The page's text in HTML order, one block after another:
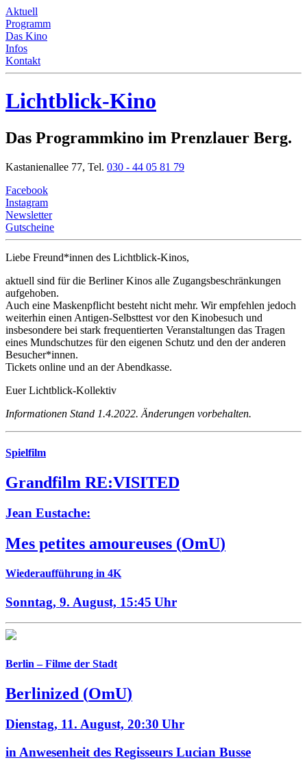
Aktuell
Programm
Das Kino
Infos
Kontakt
Lichtblick-Kino
Das Programmkino im Prenzlauer Berg.
Kastanienallee 77, Tel. 030 - 44 05 81 79
Facebook
Instagram
Newsletter
Gutscheine
Liebe Freund*innen des Lichtblick-Kinos,
aktuell sind für die Berliner Kinos alle Zugangsbeschränkungen
aufgehoben.
Auch eine Maskenpflicht besteht nicht mehr. Wir empfehlen jedoch
weiterhin einen Antigen-Selbsttest vor den Kinobesuch und
insbesondere bei stark frequentierten Veranstaltungen das Tragen
eines Mundschutzes für den eigenen Schutz und den der anderen
Besucher*innen.
Tickets online und an der Abendkasse.
Euer Lichtblick-Kollektiv
Informationen Stand 1.4.2022. Änderungen vorbehalten.
Spielfilm
Grandfilm RE:VISITED
Jean Eustache:
Mes petites amoureuses (OmU)
Wiederaufführung in 4K
Sonntag, 9. August, 15:45 Uhr
Berlin – Filme der Stadt
Berlinized (OmU)
Dienstag, 11. August, 20:30 Uhr
in Anwesenheit des Regisseurs Lucian Busse